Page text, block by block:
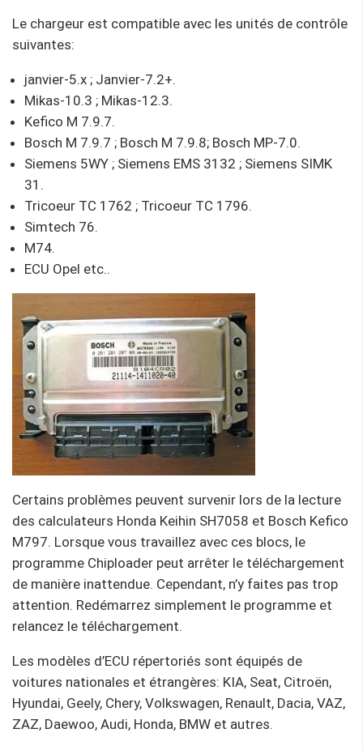
Le chargeur est compatible avec les unités de contrôle
suivantes:
janvier-5.x ; Janvier-7.2+.
Mikas-10.3 ; Mikas-12.3.
Kefico M 7.9.7.
Bosch M 7.9.7 ; Bosch M 7.9.8; Bosch MP-7.0.
Siemens 5WY ; Siemens EMS 3132 ; Siemens SIMK
31.
Tricoeur TC 1762 ; Tricoeur TC 1796.
Simtech 76.
M74.
ECU Opel etc..
Certains problèmes peuvent survenir lors de la lecture
des calculateurs Honda Keihin SH7058 et Bosch Kefico
M797. Lorsque vous travaillez avec ces blocs, le
programme Chiploader peut arrêter le téléchargement
de manière inattendue. Cependant, n’y faites pas trop
attention. Redémarrez simplement le programme et
relancez le téléchargement.
Les modèles d’ECU répertoriés sont équipés de
voitures nationales et étrangères: KIA, Seat, Citroën,
Hyundai, Geely, Chery, Volkswagen, Renault, Dacia, VAZ,
ZAZ, Daewoo, Audi, Honda, BMW et autres.